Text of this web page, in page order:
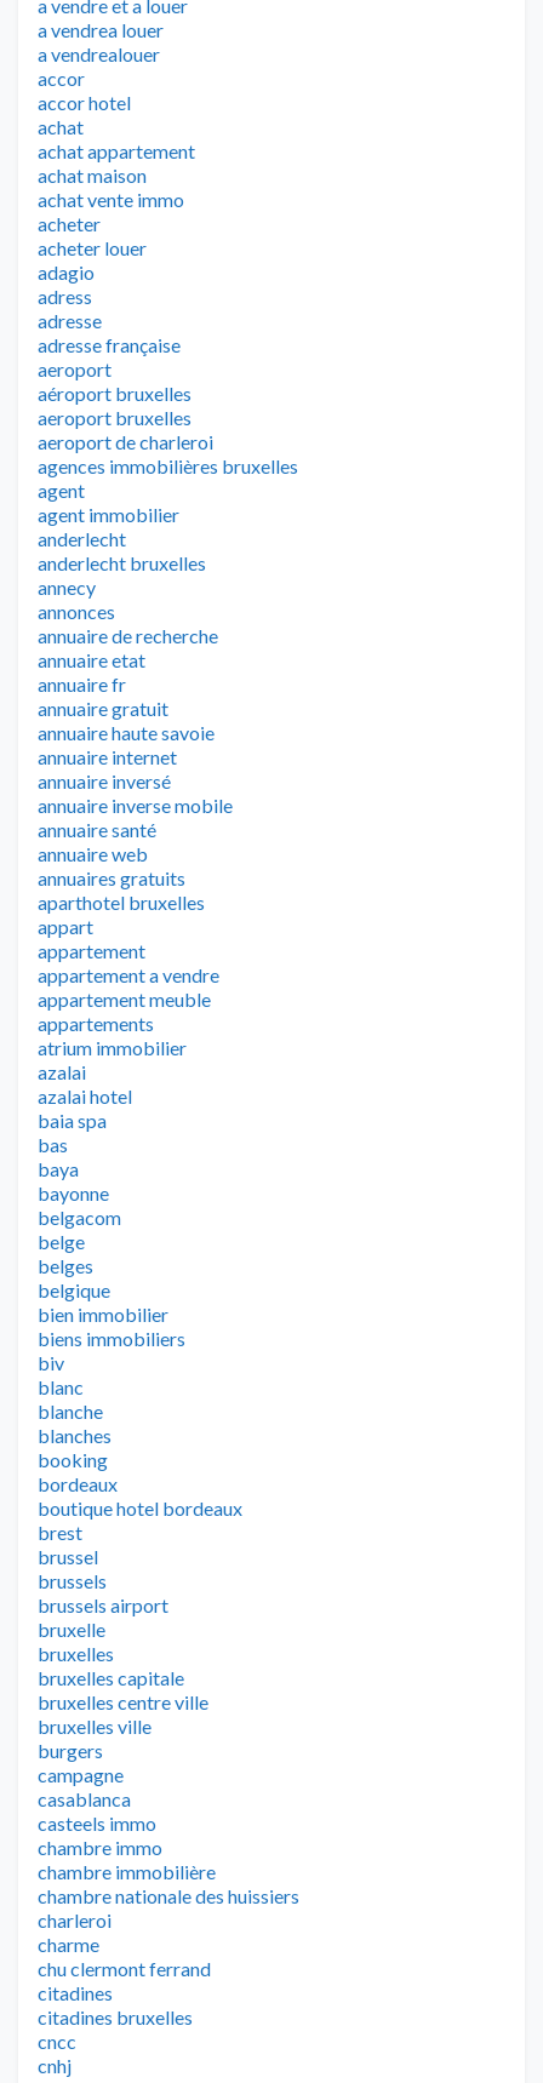
a vendre et a louer
a vendrea louer
a vendrealouer
accor
accor hotel
achat
achat appartement
achat maison
achat vente immo
acheter
acheter louer
adagio
adress
adresse
adresse française
aeroport
aéroport bruxelles
aeroport bruxelles
aeroport de charleroi
agences immobilières bruxelles
agent
agent immobilier
anderlecht
anderlecht bruxelles
annecy
annonces
annuaire de recherche
annuaire etat
annuaire fr
annuaire gratuit
annuaire haute savoie
annuaire internet
annuaire inversé
annuaire inverse mobile
annuaire santé
annuaire web
annuaires gratuits
aparthotel bruxelles
appart
appartement
appartement a vendre
appartement meuble
appartements
atrium immobilier
azalai
azalai hotel
baia spa
bas
baya
bayonne
belgacom
belge
belges
belgique
bien immobilier
biens immobiliers
biv
blanc
blanche
blanches
booking
bordeaux
boutique hotel bordeaux
brest
brussel
brussels
brussels airport
bruxelle
bruxelles
bruxelles capitale
bruxelles centre ville
bruxelles ville
burgers
campagne
casablanca
casteels immo
chambre immo
chambre immobilière
chambre nationale des huissiers
charleroi
charme
chu clermont ferrand
citadines
citadines bruxelles
cncc
cnhj